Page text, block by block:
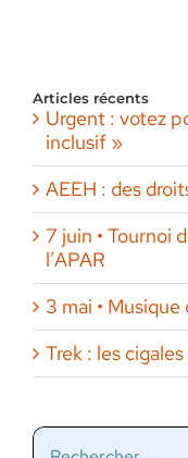
Articles récents
Urgent : votez
inclusif »
AEEH : des
7 juin • Tournoi
l’APAR
3 mai •
Trek : les
Rechercher: